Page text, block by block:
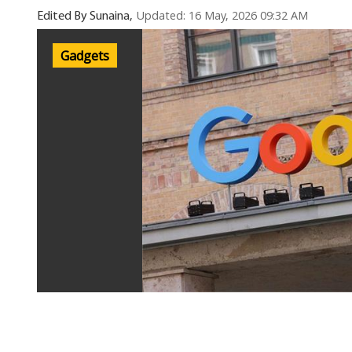
Edited By Sunaina, Updated: 16 May, 2026 09:32 AM
Gadgets